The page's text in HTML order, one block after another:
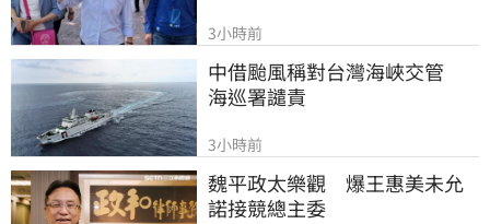
3小時前
中借颱風稱對台灣海峽交管
海巡署譴責
3小時前
魏平政太樂觀　爆王惠美未允
諾接競總主委